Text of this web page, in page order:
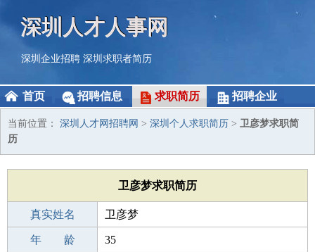
深圳人才人事网
深圳企业招聘 深圳求职者简历
首页 招聘信息 求职简历 招聘企业
当前位置： 深圳人才网招聘网 > 深圳个人求职简历 > 卫彦梦求职简
历
卫彦梦求职简历
真实姓名 卫彦梦
性 别 女
年 龄 35